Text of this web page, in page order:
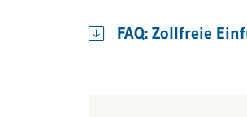
FAQ: Zollfreie